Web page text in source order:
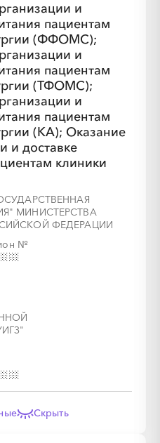
и
пациентам
(ФФОМС);
и
пациентам
(ТФОМС);
и
пациентам
(КА); Оказание
и доставке
клиники
МИНИСТЕРСТВА
ФЕДЕРАЦИИ
№
Скрыть